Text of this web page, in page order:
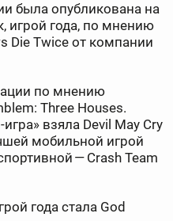
была опубликована на
игрой года, по мнению
Die Twice от компании
по мнению
Three Houses.
взяла Devil May Cry
мобильной игрой
— Crash Team
года стала God